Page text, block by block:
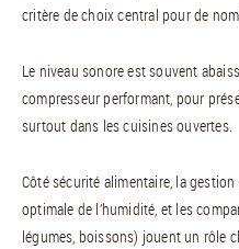
critère de choix central pour de
Le niveau sonore est souvent
compresseur performant, pour
surtout dans les cuisines ouvertes.
Côté sécurité alimentaire, la
optimale de l’humidité, et les
légumes, boissons) jouent un rôle